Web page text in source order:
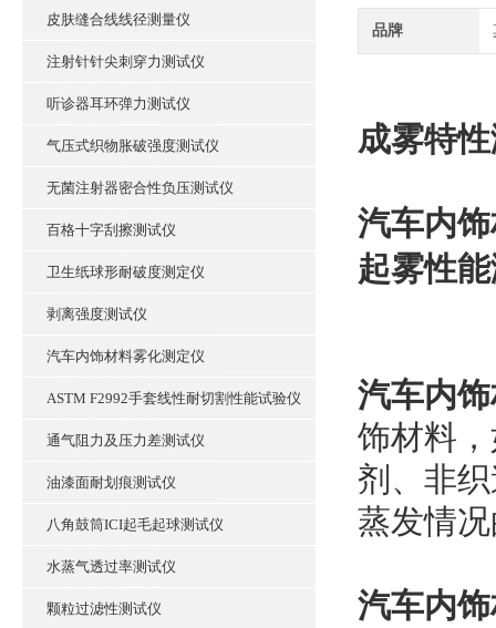
皮肤缝合线线径测量仪
注射针针尖刺穿力测试仪
听诊器耳环弹力测试仪
气压式织物胀破强度测试仪
无菌注射器密合性负压测试仪
百格十字刮擦测试仪
卫生纸球形耐破度测定仪
剥离强度测试仪
汽车内饰材料雾化测定仪
ASTM F2992手套线性耐切割性能试验仪
通气阻力及压力差测试仪
油漆面耐划痕测试仪
八角鼓筒ICI起毛起球测试仪
水蒸气透过率测试仪
颗粒过滤性测试仪
品牌
成雾特
汽车内
起雾性
汽车内
饰材料
剂、非
蒸发情
汽车内